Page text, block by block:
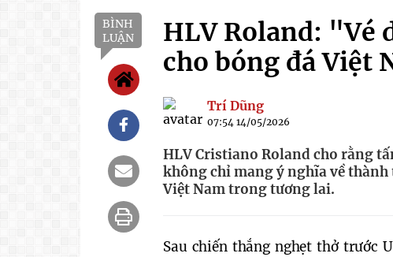
BÌNH
LUẬN
HLV Roland: "Vé
cho bóng đá Việt
Trí Dũng
07:54 14/05/2026
HLV Cristiano Roland cho rằng
không chỉ mang ý nghĩa về
Việt Nam trong tương lai.
Sau chiến thắng nghẹt thở trước